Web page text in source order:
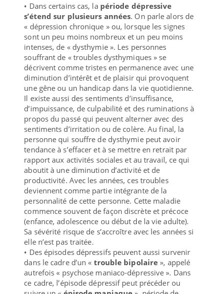
• Dans certains cas, la période dépressive
s’étend sur plusieurs années. On parle alors de
« dépression chronique » ou, lorsque les signes
sont un peu moins nombreux et un peu moins
intenses, de « dysthymie ». Les personnes
souffrant de « troubles dysthymiques » se
décrivent comme tristes en permanence avec une
diminution d’intérêt et de plaisir qui provoquent
une gêne ou un handicap dans la vie quotidienne.
Il existe aussi des sentiments d’insuffisance,
d’impuissance, de culpabilité et des ruminations à
propos du passé qui peuvent alterner avec des
sentiments d’irritation ou de colère. Au final, la
personne qui souffre de dysthymie peut avoir
tendance à s’effacer et à se mettre en retrait par
rapport aux activités sociales et au travail, ce qui
aboutit à une diminution d’activité et de
productivité. Avec les années, ces troubles
deviennent comme partie intégrante de la
personnalité de cette personne. Cette maladie
commence souvent de façon discrète et précoce
(enfance, adolescence ou début de la vie adulte).
Sa sévérité risque de s’accroître avec les années si
elle n’est pas traitée.
• Des épisodes dépressifs peuvent aussi survenir
dans le cadre d’un « trouble bipolaire », appelé
autrefois « psychose maniaco-dépressive ». Dans
ce cadre, l’épisode dépressif peut précéder ou